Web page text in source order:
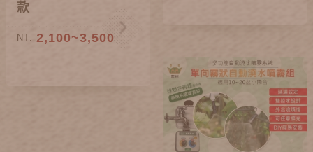
款
NT. 2,100~3,500